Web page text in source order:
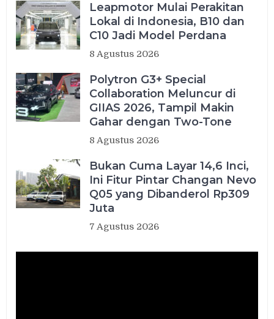
Leapmotor Mulai Perakitan
Lokal di Indonesia, B10 dan
C10 Jadi Model Perdana
8 Agustus 2026
Polytron G3+ Special
Collaboration Meluncur di
GIIAS 2026, Tampil Makin
Gahar dengan Two-Tone
8 Agustus 2026
Bukan Cuma Layar 14,6 Inci,
Ini Fitur Pintar Changan Nevo
Q05 yang Dibanderol Rp309
Juta
7 Agustus 2026